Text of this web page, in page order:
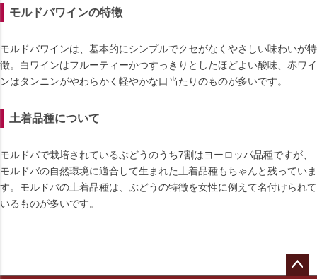
モルドバワインの特徴
モルドバワインは、基本的にシンプルでクセがなくやさしい味わいが特
徴。白ワインはフルーティーかつすっきりとしたほどよい酸味、赤ワイ
ンはタンニンがやわらかく軽やかな口当たりのものが多いです。
土着品種について
モルドバで栽培されているぶどうのうち7割はヨーロッパ品種ですが、
モルドバの自然環境に適合して生まれた土着品種もちゃんと残っていま
す。モルドバの土着品種は、ぶどうの特徴を女性に例えて名付けられて
いるものが多いです。